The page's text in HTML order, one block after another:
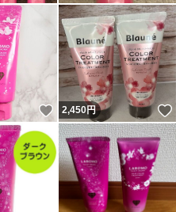
いいね！
2,450円